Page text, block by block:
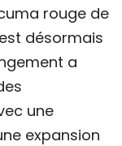
rouge de
désormais
a
une
expansion